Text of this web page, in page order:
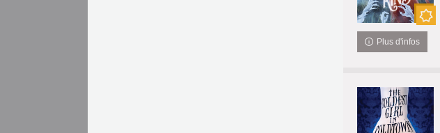
Nouveauté
Plus d'infos